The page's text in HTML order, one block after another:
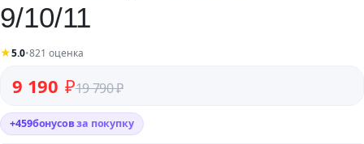
9/10/11
★5.0•821 оценка
19 790₽
Первоначальная цена составляла 19 790 ₽.
9 190 ₽
Текущая цена: 9 190 ₽.
+459бонусовза покупку